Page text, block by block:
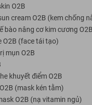
O2B
cream O2B (kem chống
bào nâng cơ kim cương O2B
O2B (face tái tạo)
mụn O2B
khuyết điểm O2B
(mask kén tằm)
O2B (nạ vitamin ngủ)